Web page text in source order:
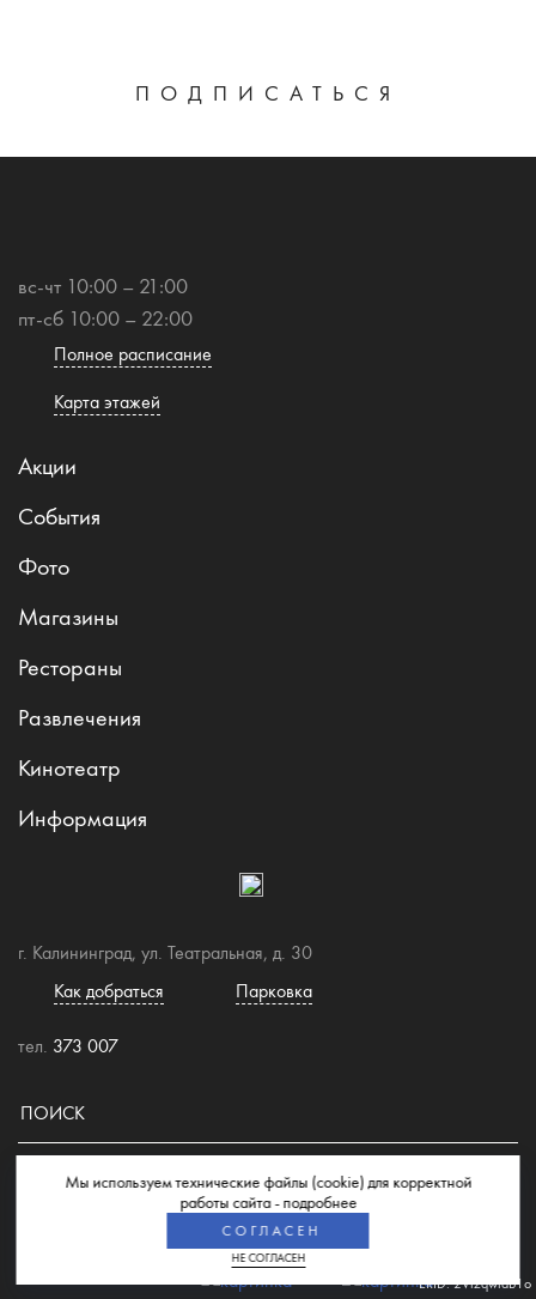
ПОДПИСАТЬСЯ
вс-чт 10:00 – 21:00
пт-сб 10:00 – 22:00
Полное расписание
Карта этажей
Акции
События
Фото
Магазины
Рестораны
Развлечения
Кинотеатр
Информация
г. Калининград, ул. Театральная, д. 30
Как добраться
Парковка
тел. 373 007
© 2026 Торгово-развлекательный центр "Европа"
ERID: 2VtzqwfaB1o
Мы используем технические файлы (cookie) для корректной
работы сайта -подробнее
СОГЛАСЕН
НЕ СОГЛАСЕН